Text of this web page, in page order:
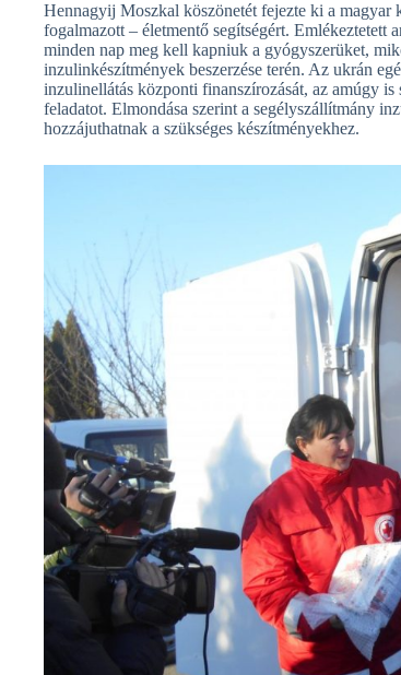
Hennagyij Moszkal köszönetét fejezte ki a
fogalmazott – életmentő segítségért.
minden nap meg kell kapniuk a gyógyszerüket,
inzulinkészítmények beszerzése terén. Az ukrán
inzulinellátás központi finanszírozását, az amúgy
feladatot. Elmondása szerint a segélyszállítmány
hozzájuthatnak a szükséges készítményekhez.